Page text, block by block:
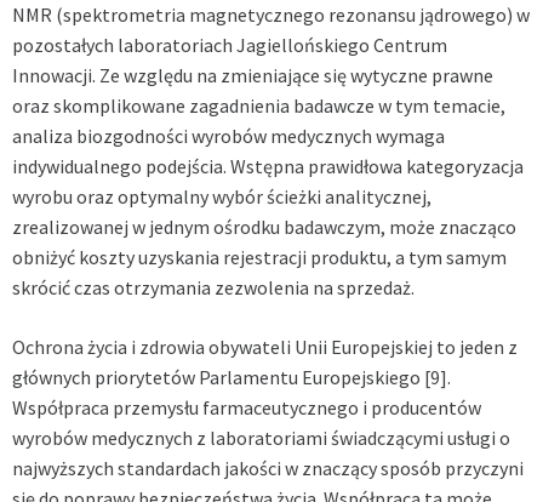
NMR (spektrometria magnetycznego rezonansu jądrowego) w
pozostałych laboratoriach Jagiellońskiego Centrum
Innowacji. Ze względu na zmieniające się wytyczne prawne
oraz skomplikowane zagadnienia badawcze w tym temacie,
analiza biozgodności wyrobów medycznych wymaga
indywidualnego podejścia. Wstępna prawidłowa kategoryzacja
wyrobu oraz optymalny wybór ścieżki analitycznej,
zrealizowanej w jednym ośrodku badawczym, może znacząco
obniżyć koszty uzyskania rejestracji produktu, a tym samym
skrócić czas otrzymania zezwolenia na sprzedaż.
Ochrona życia i zdrowia obywateli Unii Europejskiej to jeden z
głównych priorytetów Parlamentu Europejskiego [9].
Współpraca przemysłu farmaceutycznego i producentów
wyrobów medycznych z laboratoriami świadczącymi usługi o
najwyższych standardach jakości w znaczący sposób przyczyni